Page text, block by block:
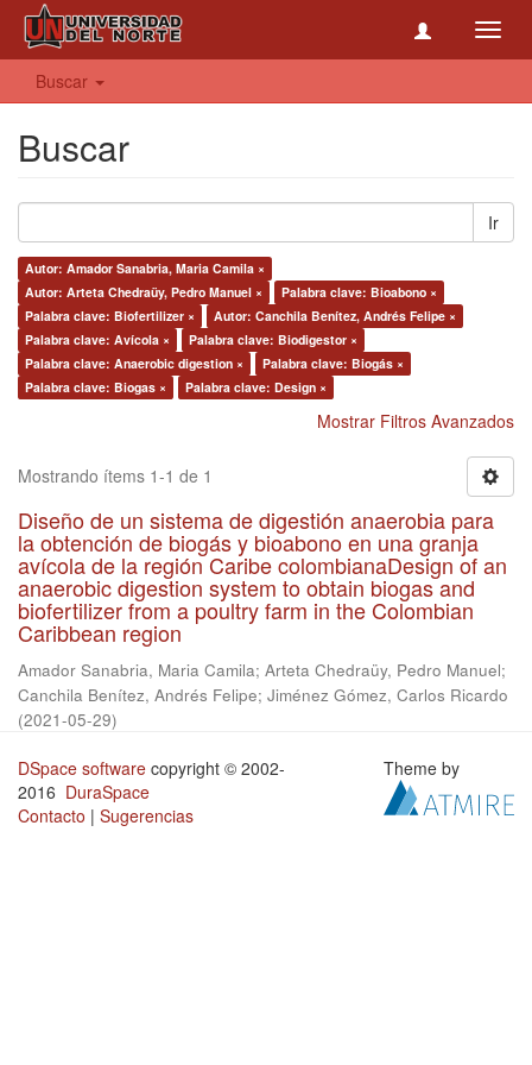
Buscar
Buscar
Ir
Autor: Amador Sanabria, Maria Camila ×
Autor: Arteta Chedraüy, Pedro Manuel ×
Palabra clave: Bioabono ×
Palabra clave: Biofertilizer ×
Autor: Canchila Benítez, Andrés Felipe ×
Palabra clave: Avícola ×
Palabra clave: Biodigestor ×
Palabra clave: Anaerobic digestion ×
Palabra clave: Biogás ×
Palabra clave: Biogas ×
Palabra clave: Design ×
Mostrar Filtros Avanzados
Mostrando ítems 1-1 de 1
Diseño de un sistema de digestión anaerobia para
la obtención de biogás y bioabono en una granja
avícola de la región Caribe colombianaDesign of an
anaerobic digestion system to obtain biogas and
biofertilizer from a poultry farm in the Colombian
Caribbean region
Amador Sanabria, Maria Camila; Arteta Chedraüy, Pedro Manuel;
Canchila Benítez, Andrés Felipe; Jiménez Gómez, Carlos Ricardo
(2021-05-29)
DSpace software copyright © 2002-
2016 DuraSpace
Contacto | Sugerencias
Theme by